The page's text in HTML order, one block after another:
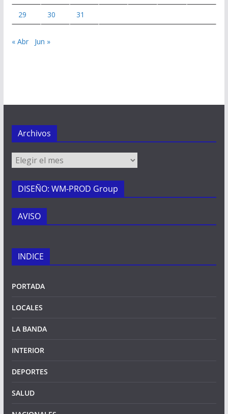
29 30 31
« Abr Jun »
Archivos
Archivos
DISEÑO: WM-PROD Group
AVISO
INDICE
PORTADA
LOCALES
LA BANDA
INTERIOR
DEPORTES
SALUD